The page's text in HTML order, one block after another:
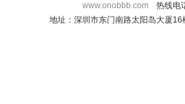
www.onobbb.com
热线电
地址：深圳市东门南路太阳岛大厦